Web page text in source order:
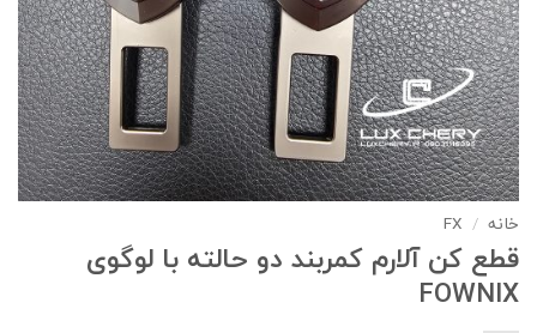
خانه /
FX
قطع کن آلارم کمربند دو حالته با لوگوی
FOWNIX